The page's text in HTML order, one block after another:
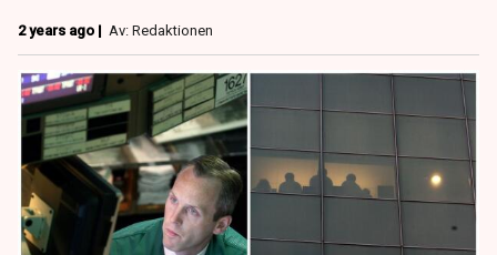
2 years ago | Av: Redaktionen